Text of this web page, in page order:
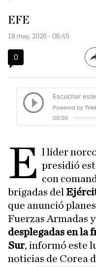
EFE
18 may. 2026 - 06:45
0
E l líder
presidió
con
brigadas del
que anunció
Fuerzas Armadas
desplegadas en la
Sur, informó este
noticias de Corea